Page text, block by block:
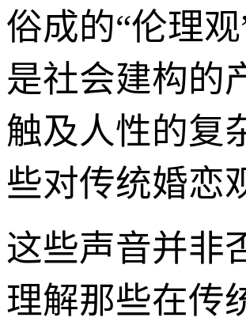
俗成的“伦理
是社会建构的
触及人性的复
些对传统婚恋
这些声音并非
理解那些在传